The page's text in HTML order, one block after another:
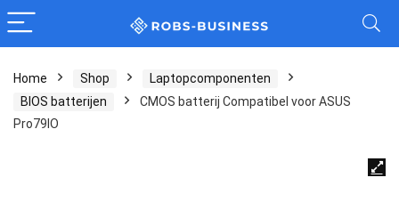
Home Shop
Laptopcomponenten
BIOS batterijen
CMOS batterij Compatibel voor ASUS
Pro79IO